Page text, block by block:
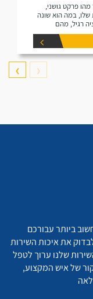
פרקט גושני,
במה הוא שונה
רגיל, מהם
ומהם החסרונות שלו.
❮
❯
ביותר עבורכם
את איכות השירות
שלנו ערוך לטפל
של איש המקצוע,